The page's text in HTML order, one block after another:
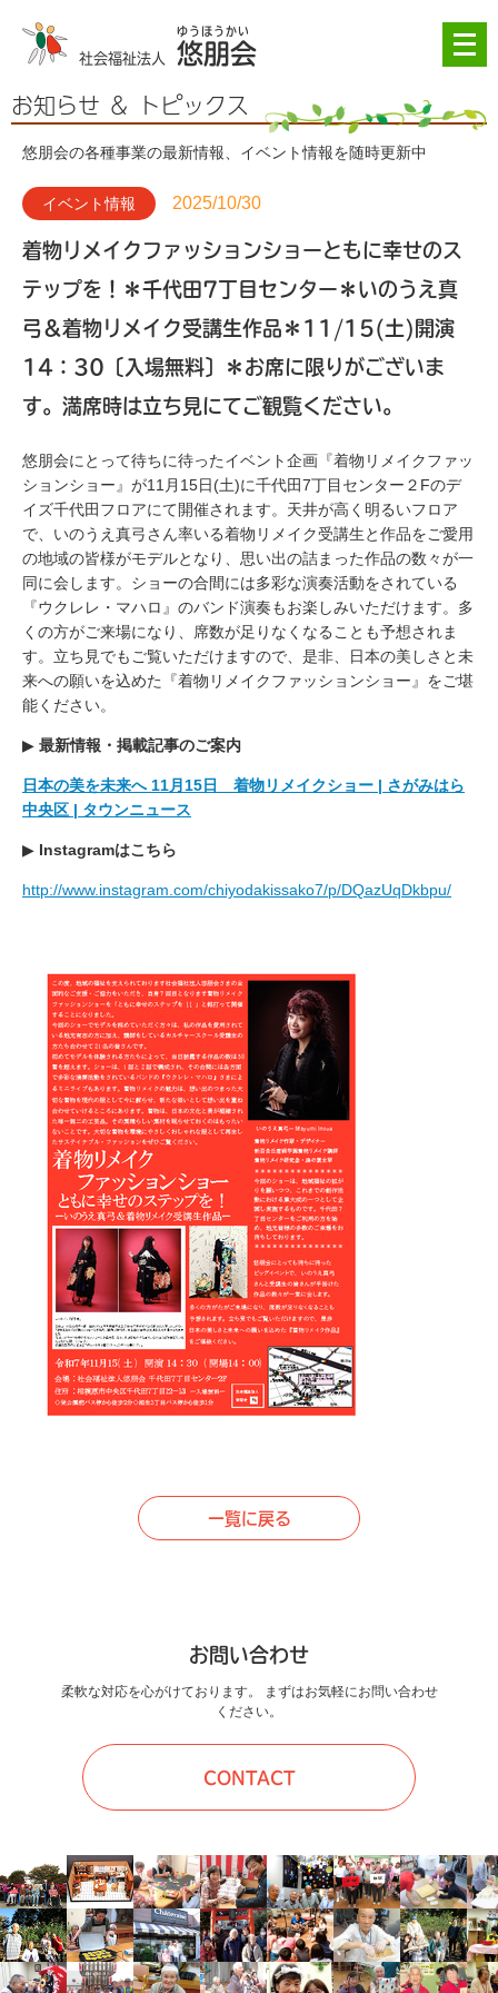
社会福祉法人 悠朋会
メ
ニ
を
お知らせ ＆ トピックス
悠朋会の各種事業の最新情報、イベント情報を随時更新中
イベント情報 2025/10/30
着物リメイクファッションショーともに幸せのス
テップを！＊千代田7丁目センター＊いのうえ真
弓＆着物リメイク受講生作品＊11/15(土)開演
14：30〔入場無料〕＊お席に限りがございま
す。満席時は立ち見にてご観覧ください。
悠朋会にとって待ちに待ったイベント企画『着物リメイクファッ
ションショー』が11月15日(土)に千代田7丁目センター２Fのデ
イズ千代田フロアにて開催されます。天井が高く明るいフロア
で、いのうえ真弓さん率いる着物リメイク受講生と作品をご愛用
の地域の皆様がモデルとなり、思い出の詰まった作品の数々が一
同に会します。ショーの合間には多彩な演奏活動をされている
『ウクレレ・マハロ』のバンド演奏もお楽しみいただけます。多
くの方がご来場になり、席数が足りなくなることも予想されま
す。立ち見でもご覧いただけますので、是非、日本の美しさと未
来への願いを込めた『着物リメイクファッションショー』をご堪
能ください。
▶︎ 最新情報・掲載記事のご案内
日本の美を未来へ 11月15日 着物リメイクショー | さがみはら
中央区 | タウンニュース
▶︎ Instagramはこちら
http://www.instagram.com/chiyodakissako7/p/DQazUqDkbpu/
一覧に戻る
お問い合わせ
柔軟な対応を心がけております。 まずはお気軽にお問い合わせ
ください。
CONTACT